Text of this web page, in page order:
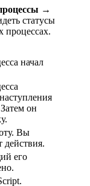
→
статусы
процессах.
начал
он
Вы
действия.
его